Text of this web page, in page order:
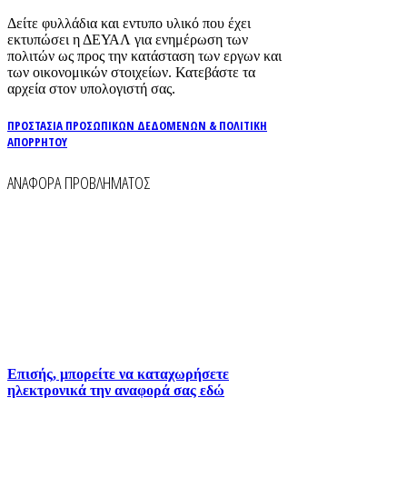
Δείτε φυλλάδια και εντυπο υλικό που έχει
εκτυπώσει η ΔΕΥΑΛ για ενημέρωση των
πολιτών ως προς την κατάσταση των εργων και
των οικονομικών στοιχείων. Κατεβάστε τα
αρχεία στον υπολογιστή σας.
ΠΡΟΣΤΑΣΙΑ ΠΡΟΣΩΠΙΚΩΝ ΔΕΔΟΜΕΝΩΝ & ΠΟΛΙΤΙΚΗ
ΑΠΟΡΡΗΤΟΥ
ΑΝΑΦΟΡΑ ΠΡΟΒΛΗΜΑΤΟΣ
Επισής, μπορείτε να καταχωρήσετε
ηλεκτρονικά την αναφορά σας εδώ